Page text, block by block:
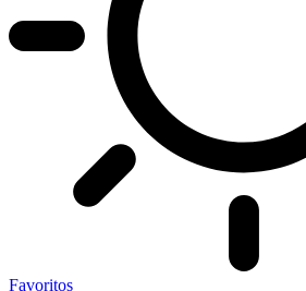
Favoritos